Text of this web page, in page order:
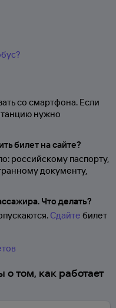
со смартфона. Если
нужно
билет на сайте?
российскому паспорту,
документу,
Что делать?
Сдайте билет
том, как работает